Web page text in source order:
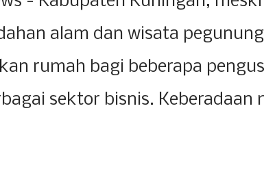
alam dan wisata
rumah bagi beberapa
sektor bisnis. Keberadaan